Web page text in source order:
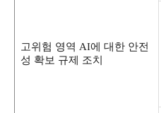
고위험 영역 AI에 대한 안전
성 확보 규제 조치